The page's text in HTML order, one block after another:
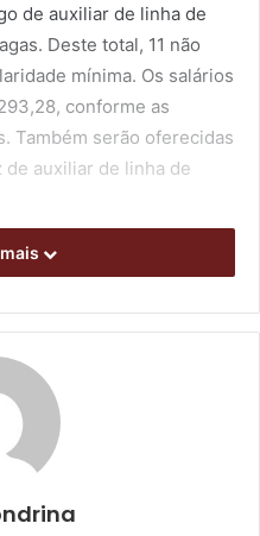
de auxiliar de linha de
Deste total, 11 não
mínima. Os salários
conforme as
Também serão oferecidas
auxiliar de linha de
função de servente de
com vagas que oferecem
R$1.845,80 mensais mais
para consultor de
ajudante de obras (10),
(10), safrista (10), operador